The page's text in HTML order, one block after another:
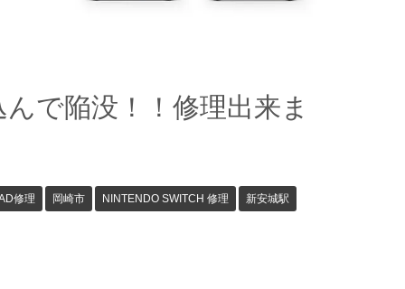
で陥没！！修理出来ま
修理 岡崎市 NINTENDO SWITCH 修理 新安城駅